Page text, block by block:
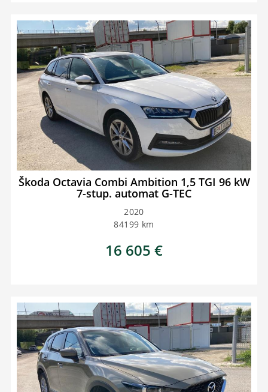
Škoda Octavia Combi Ambition 1,5 TGI 96 kW
7-stup. automat G-TEC
2020
84199 km
16 605 €